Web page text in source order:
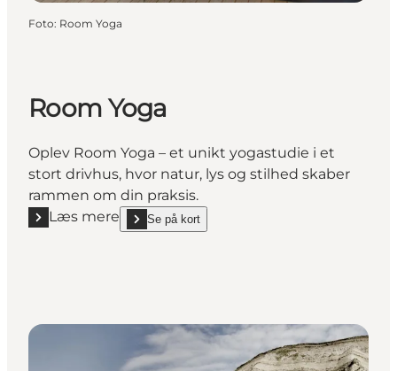
Foto: Room Yoga
Room Yoga
Oplev Room Yoga – et unikt yogastudie i et
stort drivhus, hvor natur, lys og stilhed skaber
rammen om din praksis.
Læs mere
Læs mere "Room Yoga"
Se på kort
show Room Yoga on_map